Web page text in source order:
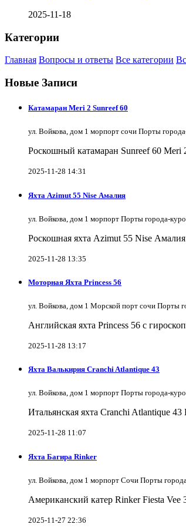
2025-11-18
Категории
Главная Вопросы и ответы Все категории
Новые Записи
Катамаран Meri 2 Sunreef 60
ул. Войкова, дом 1 морпорт сочи Порты
Роскошный катамаран Sunreef 60
2025-11-28 14:31
Яхта Azimut 55 Nise Амалия
ул. Войкова, дом 1 морпорт Порты города-
Роскошная яхта Azimut 55 Nise
2025-11-28 13:35
Моторная Яхта Princess 56
ул. Войкова, дом 1 Морской порт сочи Порты
Английская яхта Princess 56 с
2025-11-28 13:17
Яхта Валькирия Cranchi Atlantique 43
ул. Войкова, дом 1 морпорт Порты города-
Итальянская яхта Cranchi Atlantique
2025-11-28 11:07
Яхта Багира Rinker
ул. Войкова, дом 1 морпорт Сочи Порты
Американский катер Rinker Fiesta Vee
2025-11-27 22:36